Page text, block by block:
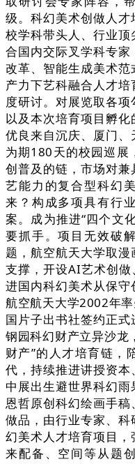
级。科幻美术创做人
校学科带头人、行业
合国内交际叉学科专
改革、智能生成美术
产力下艺科融合人才
度研讨。对展览取各项
以及本次培育项目孵
优良来自沉庆、厦门
为期180天的校园巡展
创普及的链，市场对
艺能力的复合型科幻
来？构成多项具有行
案。成为推进“四个文
要抓手。项目无效破
题，航空航天大学取
支撑，开设AI艺术创
进国内科幻美术从保守
航空航天大学2002年
国片子出书社签约正
钢园科幻财产立异沙龙
财产”的人才培育链，
代，持续推进讲授资
中展出生避世界科幻
恩哲原创科幻绘画手
做品，由行业专家、
幻美术人才培育项目
来配备、空间等从题